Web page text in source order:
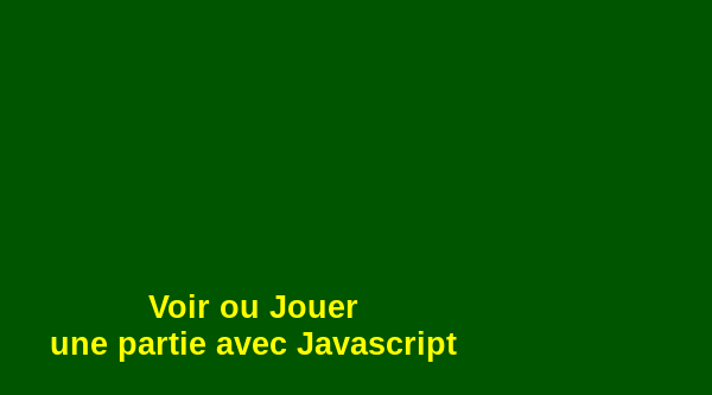
Voir ou Jouer
une partie avec Javascript